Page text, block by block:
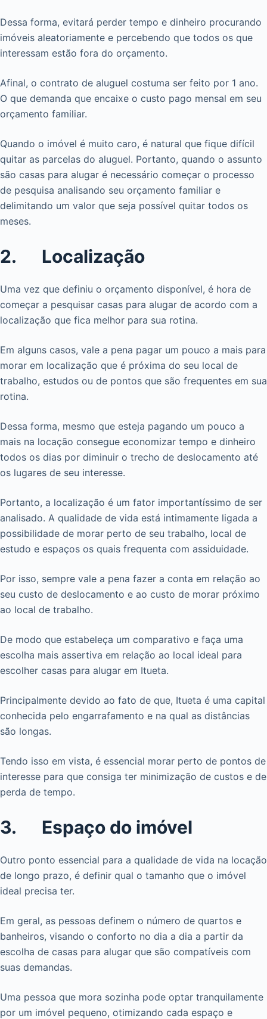
Dessa forma, evitará perder tempo e dinheiro procurando
imóveis aleatoriamente e percebendo que todos os que
interessam estão fora do orçamento.
Afinal, o contrato de aluguel costuma ser feito por 1 ano.
O que demanda que encaixe o custo pago mensal em seu
orçamento familiar.
Quando o imóvel é muito caro, é natural que fique difícil
quitar as parcelas do aluguel. Portanto, quando o assunto
são casas para alugar é necessário começar o processo
de pesquisa analisando seu orçamento familiar e
delimitando um valor que seja possível quitar todos os
meses.
2. Localização
Uma vez que definiu o orçamento disponível, é hora de
começar a pesquisar casas para alugar de acordo com a
localização que fica melhor para sua rotina.
Em alguns casos, vale a pena pagar um pouco a mais para
morar em localização que é próxima do seu local de
trabalho, estudos ou de pontos que são frequentes em sua
rotina.
Dessa forma, mesmo que esteja pagando um pouco a
mais na locação consegue economizar tempo e dinheiro
todos os dias por diminuir o trecho de deslocamento até
os lugares de seu interesse.
Portanto, a localização é um fator importantíssimo de ser
analisado. A qualidade de vida está intimamente ligada a
possibilidade de morar perto de seu trabalho, local de
estudo e espaços os quais frequenta com assiduidade.
Por isso, sempre vale a pena fazer a conta em relação ao
seu custo de deslocamento e ao custo de morar próximo
ao local de trabalho.
De modo que estabeleça um comparativo e faça uma
escolha mais assertiva em relação ao local ideal para
escolher casas para alugar em Itueta.
Principalmente devido ao fato de que, Itueta é uma capital
conhecida pelo engarrafamento e na qual as distâncias
são longas.
Tendo isso em vista, é essencial morar perto de pontos de
interesse para que consiga ter minimização de custos e de
perda de tempo.
3. Espaço do imóvel
Outro ponto essencial para a qualidade de vida na locação
de longo prazo, é definir qual o tamanho que o imóvel
ideal precisa ter.
Em geral, as pessoas definem o número de quartos e
banheiros, visando o conforto no dia a dia a partir da
escolha de casas para alugar que são compatíveis com
suas demandas.
Uma pessoa que mora sozinha pode optar tranquilamente
por um imóvel pequeno, otimizando cada espaço e